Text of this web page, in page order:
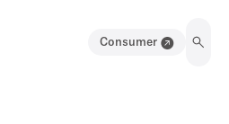
Consumer